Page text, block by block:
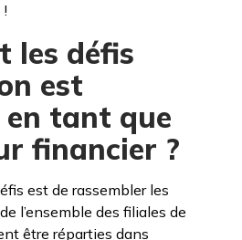
les défis
est
tant que
financier ?
est de rassembler les
l’ensemble des filiales de
être réparties dans